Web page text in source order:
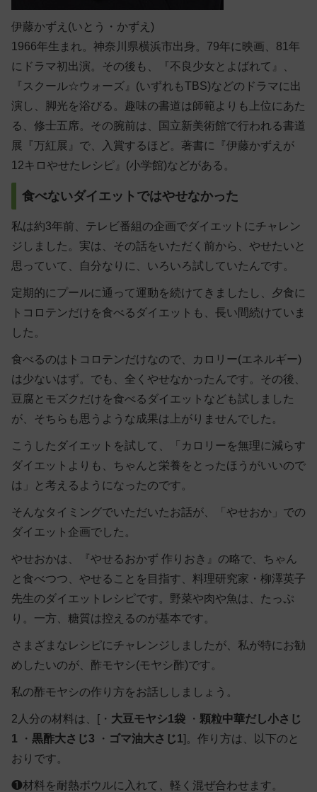
伊藤かずえ(いとう・かずえ)
1966年生まれ。神奈川県横浜市出身。79年に映画、81年
にドラマ初出演。その後も、『不良少女とよばれて』、
『スクール☆ウォーズ』(いずれもTBS)などのドラマに出
演し、脚光を浴びる。趣味の書道は師範よりも上位にあた
る、修士五席。その腕前は、国立新美術館で行われる書道
展『万紅展』で、入賞するほど。著書に『伊藤かずえが
12キロやせたレシピ』(小学館)などがある。
食べないダイエットではやせなかった
私は約3年前、テレビ番組の企画でダイエットにチャレン
ジしました。実は、その話をいただく前から、やせたいと
思っていて、自分なりに、いろいろ試していたんです。
定期的にプールに通って運動を続けてきましたし、夕食に
トコロテンだけを食べるダイエットも、長い間続けていま
した。
食べるのはトコロテンだけなので、カロリー(エネルギー)
は少ないはず。でも、全くやせなかったんです。その後、
豆腐とモズクだけを食べるダイエットなども試しました
が、そちらも思うような成果は上がりませんでした。
こうしたダイエットを試して、「カロリーを無理に減らす
ダイエットよりも、ちゃんと栄養をとったほうがいいので
は」と考えるようになったのです。
そんなタイミングでいただいたお話が、「やせおか」での
ダイエット企画でした。
やせおかは、『やせるおかず 作りおき』の略で、ちゃん
と食べつつ、やせることを目指す、料理研究家・柳澤英子
先生のダイエットレシピです。野菜や肉や魚は、たっぷ
り。一方、糖質は控えるのが基本です。
さまざまなレシピにチャレンジしましたが、私が特にお勧
めしたいのが、 酢モヤシ(モヤシ酢)です。
私の酢モヤシの作り方をお話ししましょう。
2人分の材料は、[ ・ 大豆モヤシ1袋 ・ 顆粒中華だし小さじ
1
・ 黒酢大さじ3 ・ ゴマ油大さじ1]。作り方は、以下のと
おりです。
❶材料を耐熱ボウルに入れて、軽く混ぜ合わせます。